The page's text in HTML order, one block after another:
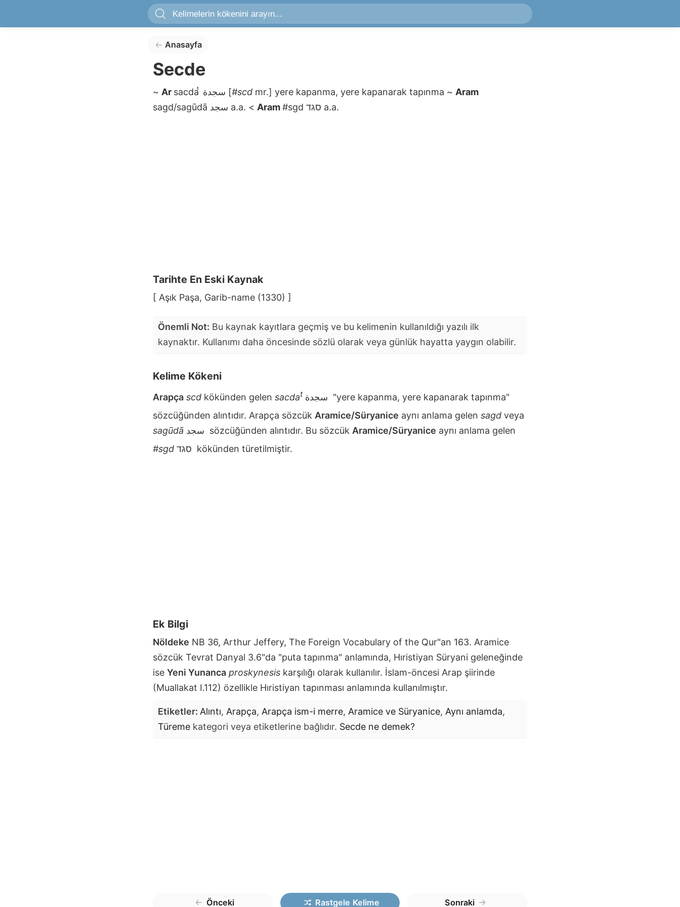
Anasayfa
Secde
~ Ar sacda ͭ [#scd mr.] yere kapanma, yere kapanarak tapınma ~ Aram
sagd/sagūdā
a.a. < Aram#sgd a.a.
Tarihte En Eski Kaynak
[ Aşık Paşa, Garib-name (1330) ]
Önemli Not: Bu kaynak kayıtlara geçmiş ve bu kelimenin kullanıldığı yazılı ilk
kaynaktır. Kullanımı daha öncesinde sözlü olarak veya günlük hayatta yaygın olabilir.
Kelime Kökeni
Arapça scd kökünden gelen sacdat
"yere kapanma, yere kapanarak tapınma"
sözcüğünden alıntıdır. Arapça sözcük Aramice/Süryanice aynı anlama gelen sagd veya
sagūdā
sözcüğünden alıntıdır. Bu sözcük Aramice/Süryanice aynı anlama gelen
#sgd
kökünden türetilmiştir.
Ek Bilgi
Nöldeke NB 36, Arthur Jeffery, The Foreign Vocabulary of the Qur"an 163. Aramice
sözcük Tevrat Danyal 3.6"da "puta tapınma" anlamında, Hıristiyan Süryani geleneğinde
ise Yeni Yunanca proskynesis karşılığı olarak kullanılır. İslam-öncesi Arap şiirinde
(Muallakat I.112) özellikle Hıristiyan tapınması anlamında kullanılmıştır.
Etiketler: Alıntı, Arapça, Arapça ism-i merre, Aramice ve Süryanice, Aynı anlamda,
Türeme kategori veya etiketlerine bağlıdır. Secde ne demek?
Önceki Rastgele Kelime Sonraki